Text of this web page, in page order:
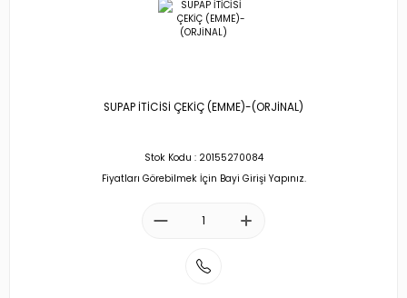
SUPAP İTİCİSİ ÇEKİÇ (EMME)-(ORJİNAL)
Stok Kodu : 20155270084
Fiyatları Görebilmek İçin Bayi Girişi Yapınız.